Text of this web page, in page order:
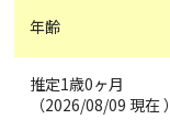
年齢
推定1歳0ヶ月
（2026/08/09 現在 ）